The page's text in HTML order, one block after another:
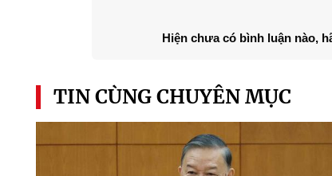
Hiện chưa có bình luận nào,
TIN CÙNG CHUYÊN MỤC